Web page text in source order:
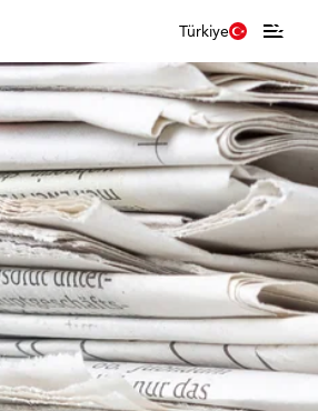
Türkiye